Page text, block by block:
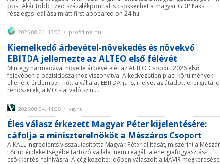
post Akár több tized százalékponttal is csökkenhet a magyar GDP Paks
részleges leállása miatt first appeared on 24.hu.
2026.08.04. 13:00 • profitline.hu
Kiemelkedő árbevétel-növekedés és növekvő
EBITDA jellemezte az ALTEO első félévét
Mintegy harmadával növelte árbevételét az ALTEO Csoport 2026 első
félévében a bázisidőszakhoz viszonyítva. A kedvezőtlen piaci körülmények
ellenére érdemben nőtt a vállalat EBITDA-ja is, melyet az átadott
rendszerek, a MOL-lal való szin ...
2026.08.04. 11:05 • vg.hu
Éles válasz érkezett Magyar Péter kijelentésére:
cáfolja a miniszterelnököt a Mészáros Csoport
A KALL Ingredients visszautasította Magyar Péter állítását, miszerint a
Lőrinc érdekeltségébe tartozó vállalat nem reagált a energiafogyasztás-
csökkentési felhívásra. A cég közölte: időben válaszolt a MAVIR